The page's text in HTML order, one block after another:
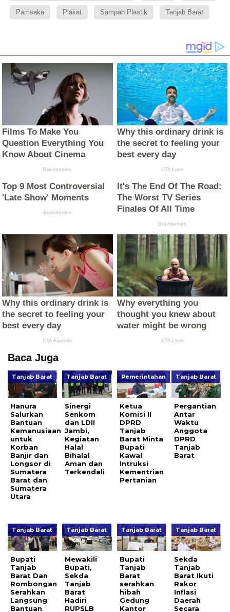
Pamsaka Plakat Sampah Plastik Tanjab Barat
Baca Juga
Tanjab Barat
Hanura
Salurkan
Bantuan
Kemanusiaan
untuk
Korban
Banjir dan
Longsor di
Sumatera
Barat dan
Sumatera
Utara
Tanjab Barat
Sinergi
Senkom
dan LDII
Jambi,
Kegiatan
Halal
Bihalal
Aman dan
Terkendali
Pemerintahan
Ketua
Komisi II
DPRD
Tanjab
Barat Minta
Bupati
Kawal
Intruksi
Kementrian
Pertanian
Tanjab Barat
Pergantian
Antar
Waktu
Anggota
DPRD
Tanjab
Barat
Tanjab Barat
Bupati
Tanjab
Barat Dan
Rombongan
Serahkan
Langsung
Bantuan
Tanjab Barat
Mewakili
Bupati,
Sekda
Tanjab
Barat
Hadiri
RUPSLB
Tanjab Barat
Bupati
Tanjab
Barat
serahkan
hibah
Gedung
Kantor
Tanjab Barat
Sekda
Tanjab
Barat Ikuti
Rakor
Inflasi
Daerah
Secara